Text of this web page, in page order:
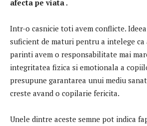
afecta pe viata .
Intr-o casnicie toti avem conflicte.
suficient de maturi pentru a intelege ca
parinti avem o responsabilitate mai
integritatea fizica si emotionala a
presupune garantarea unui mediu
creste avand o copilarie fericita.
Unele dintre aceste semne pot indica